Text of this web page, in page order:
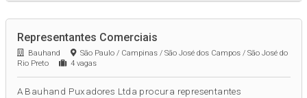
Representantes Comerciais
Bauhand
São Paulo / Campinas / São José dos Campos / São José do
Rio Preto
4 vagas
A Bauhand Puxadores Ltda procura representantes